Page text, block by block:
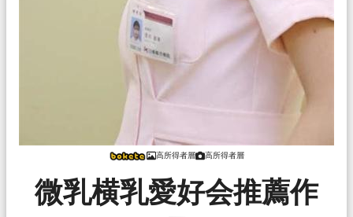
高所得者層 高所得者層
微乳横乳愛好会推薦作